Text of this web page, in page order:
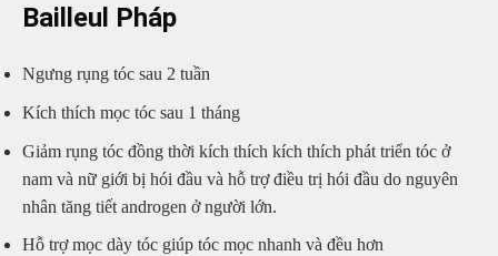
Bailleul Pháp
Ngưng rụng tóc sau 2 tuần
Kích thích mọc tóc sau 1 tháng
Giảm rụng tóc đồng thời kích thích kích thích phát triển tóc ở
nam và nữ giới bị hói đầu và hỗ trợ điều trị hói đầu do nguyên
nhân tăng tiết androgen ở người lớn.
Hỗ trợ mọc dày tóc giúp tóc mọc nhanh và đều hơn